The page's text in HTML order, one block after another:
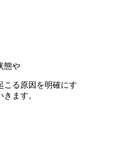
態や
こる原因を明確にす
ます。